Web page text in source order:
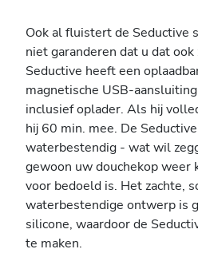
Ook al fluistert de Seductive
niet garanderen dat u dat
Seductive heeft een
magnetische USB-
inclusief oplader. Als hij
hij 60 min. mee. De
waterbestendig - wat wil
gewoon uw douchekop weer
voor bedoeld is. Het zachte,
waterbestendige ontwerp is
silicone, waardoor de
te maken.